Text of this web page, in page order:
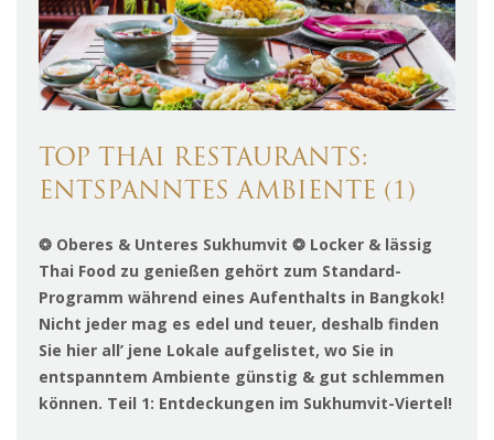
TOP THAI RESTAURANTS:
ENTSPANNTES AMBIENTE (1)
❂ Oberes & Unteres Sukhumvit ❂ Locker & lässig
Thai Food zu genießen gehört zum Standard-
Programm während eines Aufenthalts in Bangkok!
Nicht jeder mag es edel und teuer, deshalb finden
Sie hier all’ jene Lokale aufgelistet, wo Sie in
entspanntem Ambiente günstig & gut schlemmen
können. Teil 1: Entdeckungen im Sukhumvit-Viertel!